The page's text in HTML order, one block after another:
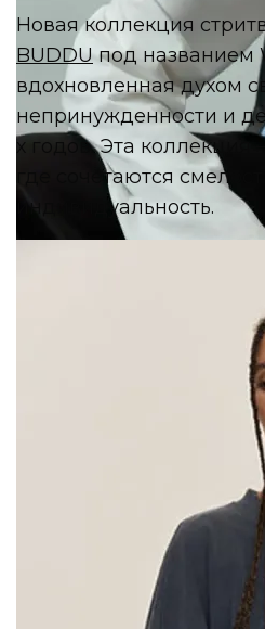
Новая коллекция
BUDDUпод названием
вдохновленная духом
непринужденности и
х годов. Эта коллекция
где сочетаются
индивидуальность.